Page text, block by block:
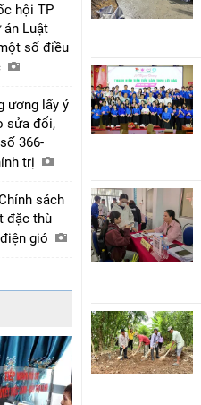
hội TP
án Luật
số điều
ương lấy ý
sửa đổi,
366-
trị
sách
đặc thù
gió